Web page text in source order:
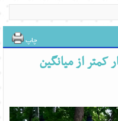
چاپ
از میانگین